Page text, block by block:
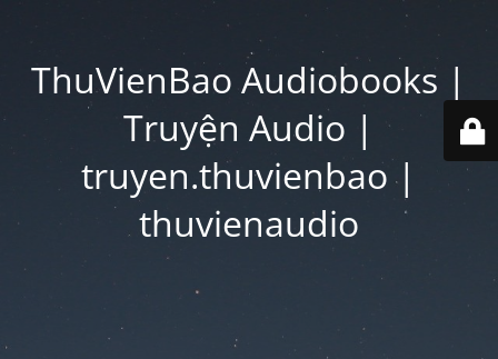
ThuVienBao Audiobooks |
Truyện Audio |
truyen.thuvienbao |
thuvienaudio